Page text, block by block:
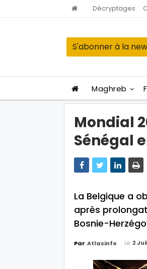
Décryptages
S'abonner à la
Maghreb
Mondial
Sénégal
La Belgique a
après
Bosnie-
Par Atlasinfo Le 2